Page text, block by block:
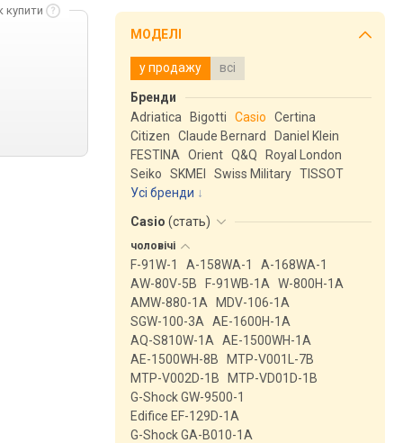
купити
МОДЕЛІ
у продажу всі
Бренди
Adriatica
Bigotti Casio
Certina
Citizen
Claude Bernard
Daniel Klein
FESTINA
Orient Q&Q
Royal London
Seiko
SKMEI Swiss Military TISSOT
Усі бренди
Casio (стать)
чоловічі
F-91W-1 A-158WA-1
A-168WA-1
AW-80V-5B
F-91WB-1A
W-800H-1A
AMW-880-1A
MDV-106-1A
SGW-100-3A
AE-1600H-1A
AQ-S810W-1A
AE-1500WH-1A
AE-1500WH-8B
MTP-V001L-7B
MTP-V002D-1B
MTP-VD01D-1B
G-Shock GW-9500-1
Edifice EF-129D-1A
G-Shock GA-B010-1A